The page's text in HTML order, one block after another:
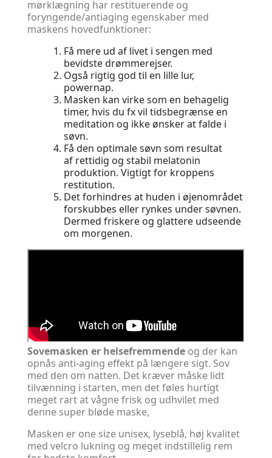
mørklægning har restituerende og
foryngende/antiaging egenskaber med
maskens hovedfunktioner:
Få mere ud af livet i sengen med
bevidste drømmerejser.
Også rigtig god til en lille lur,
powernap.
Masken kan virke som en behagelig
timer, hvis du fx vil tidsbegrænse en
meditation og ikke ønsker at falde i
søvn.
Få den optimale søvn som resultat
af rettidig og stabil melatonin
produktion. Vigtigt for kroppens
restitution.
Det forhindres at huden i øjenområdet
forskubbes eller rynkes under søvnen.
Dermed friskere og glattere udseende
om morgenen.
Sovemasken er helsefremmende og der kan
opnås anti-aging effekt på længere sigt. Sov
med den om natten. Det kræver måske lidt
tilvænning i starten, men det føles hurtigt
meget rart at vågne frisk og udhvilet med
denne super bløde maske,
Masken er one size unisex, lyseblå, høj kvalitet
med velcro lukning og meget indstillelig rem